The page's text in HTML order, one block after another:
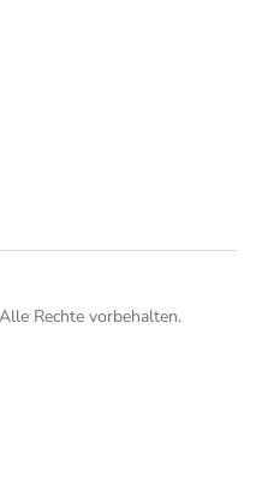
Rechte vorbehalten.